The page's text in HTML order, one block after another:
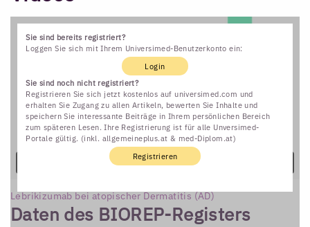
Sie sind bereits registriert?
Loggen Sie sich mit Ihrem Universimed-Benutzerkonto ein:
Login
Sie sind noch nicht registriert?
Registrieren Sie sich jetzt kostenlos auf universimed.com und
erhalten Sie Zugang zu allen Artikeln, bewerten Sie Inhalte und
speichern Sie interessante Beiträge in Ihrem persönlichen Bereich
zum späteren Lesen. Ihre Registrierung ist für alle Unversimed-
Portale gültig. (inkl. allgemeineplus.at & med-Diplom.at)
Registrieren
Lebrikizumab bei atopischer Dermatitis (AD)
Daten des BIOREP-Registers